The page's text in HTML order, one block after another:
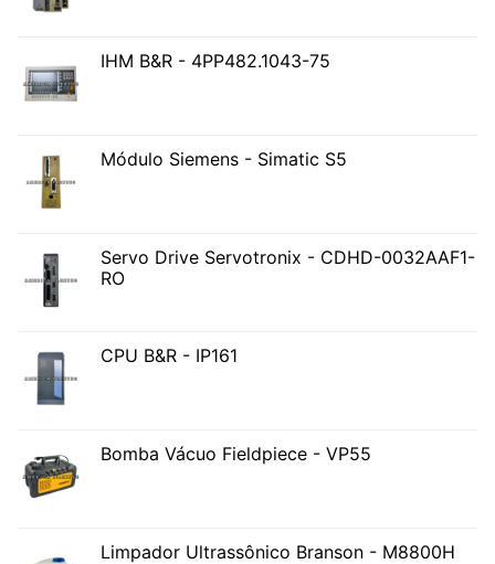
IHM B&R - 4PP482.1043-75
Módulo Siemens - Simatic S5
Servo Drive Servotronix - CDHD-0032AAF1-
RO
CPU B&R - IP161
Bomba Vácuo Fieldpiece - VP55
Limpador Ultrassônico Branson - M8800H